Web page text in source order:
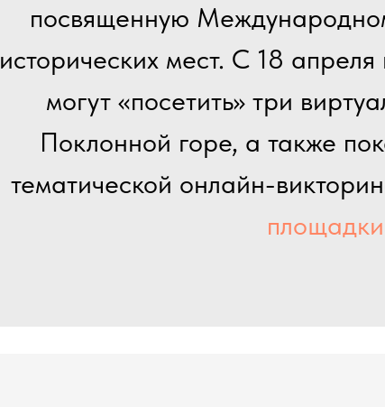
посвященную
исторических мест. С 18 апреля
могут «посетить» три
Поклонной горе, а также
тематической онлайн-
площадки